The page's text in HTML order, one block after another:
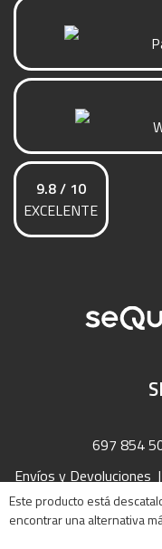
Este producto está
encontrar una alternativa
9.8 / 10
EXCELENTE
697 854
Envíos y Devoluciones |